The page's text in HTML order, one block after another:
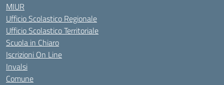
MIUR
Ufficio Scolastico Regionale
Ufficio Scolastico Territoriale
Scuola in Chiaro
Iscrizioni On Line
Invalsi
Comune